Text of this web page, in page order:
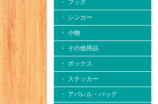
・ フック
・ シンカー
・ 小物
・ その他用品
・ ボックス
・ ステッカー
・ アパレル・バッグ